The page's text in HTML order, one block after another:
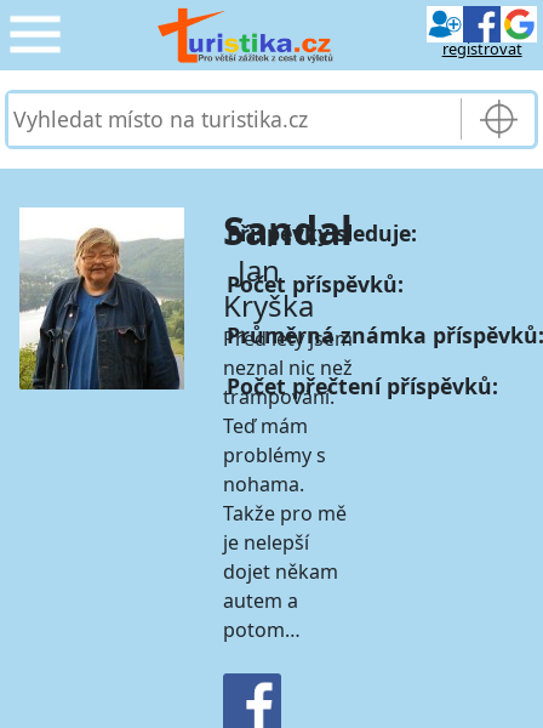
registrovat
CESTOVÁNÍ
SLUŽBY & DOPRAVA ›
PRO TURISTY
MOJE TURISTIKA ›
Sandal
Jan
Kryška
Před lety jsem
neznal nic než
trampování.
Teď mám
problémy s
nohama.
Takže pro mě
je nelepší
dojet někam
autem a
potom…
Příspěvky sleduje:
Počet příspěvků:
Průměrná známka příspěvků:
Počet přečtení příspěvků: